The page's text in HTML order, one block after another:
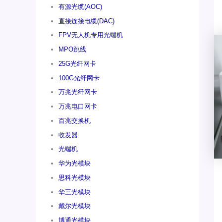
有源光缆(AOC)
直接连接电缆(DAC)
FPV无人机专用光端机
MPO跳线
25G光纤网卡
100G光纤网卡
万兆光纤网卡
万兆电口网卡
百兆交换机
收发器
光端机
华为光模块
思科光模块
华三光模块
戴尔光模块
博通光模块